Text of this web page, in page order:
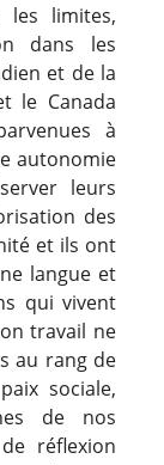
les limites,
dans les
et de la
le Canada
à
autonomie
leurs
des
et ils ont
langue et
qui vivent
travail ne
au rang de
sociale,
de nos
réflexion